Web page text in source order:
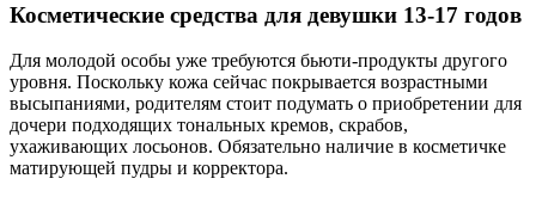
Косметические средства для девушки 13-17 годов
Для молодой особы уже требуются бьюти-продукты другого
уровня. Поскольку кожа сейчас покрывается возрастными
высыпаниями, родителям стоит подумать о приобретении для
дочери подходящих тональных кремов, скрабов,
ухаживающих лосьонов. Обязательно наличие в косметичке
матирующей пудры и корректора.